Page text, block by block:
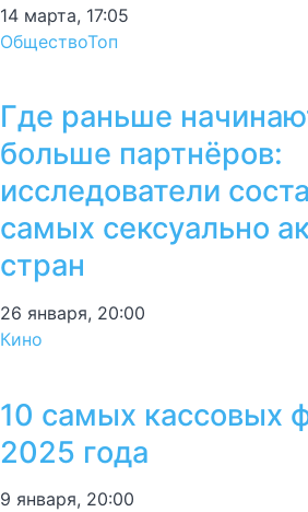
14 марта, 17:05
ОбществоТоп
Где раньше
больше партнёров:
исследователи
самых сексуально
стран
26 января, 20:00
Кино
10 самых кассовых
2025 года
9 января, 20:00